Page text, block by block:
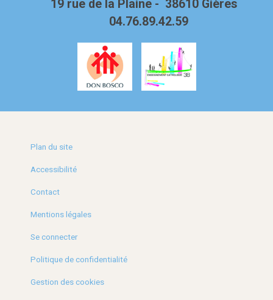
19 rue de la Plaine - 38610 Gières
04.76.89.42.59
Plan du site
Accessibilité
Contact
Mentions légales
Se connecter
Politique de confidentialité
Gestion des cookies